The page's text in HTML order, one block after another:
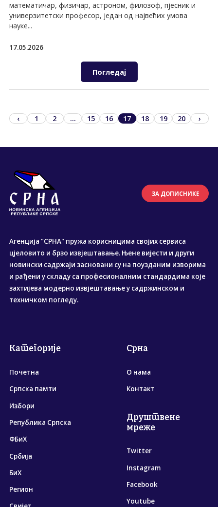
математичар, физичар, астроном, филозоф, пјесник и
универзитетски професор, један од највећих умова
науке...
17.05.2026
Погледај
‹ 1 2 ... 15 16 17 18 19 20 ›
ЗА ДОПИСНИКЕ
Агенција "СРНА" пружа корисницима својих сервиса
цјеловито и брзо извјештавање. Њене вијести и други
новински садржаји засновани су на поузданим изворима
и рађени у складу са професионалним стандардима које
захтијева модерно извјештавање у садржинском и
техничком погледу.
Категорије
Почетна
Српска памти
Избори
Република Српска
ФБиХ
Србија
БиХ
Регион
Срна
О нама
Контакт
Друштвене
мреже
Twitter
Instagram
Facebook
Youtube